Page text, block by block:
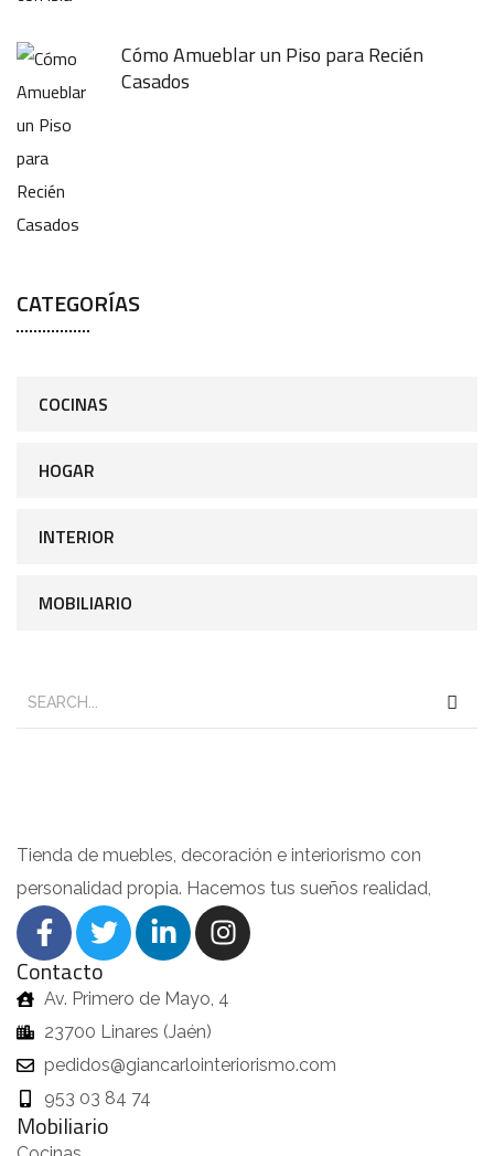
Cómo Amueblar un Piso para Recién
Casados
CATEGORÍAS
COCINAS
HOGAR
INTERIOR
MOBILIARIO
Tienda de muebles, decoración e interiorismo con
personalidad propia. Hacemos tus sueños realidad,
Contacto
Av. Primero de Mayo, 4
23700 Linares (Jaén)
pedidos@giancarlointeriorismo.com
953 03 84 74
Mobiliario